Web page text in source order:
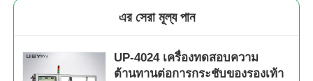
এর সেরা মূল্য পান
UP-4024 เครื่องทดสอบความ
ต้านทานต่อการกระชับของรองเท้า